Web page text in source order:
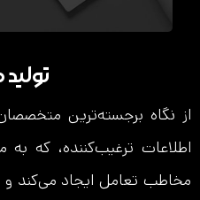
از نگاه برجسته‌ترین
اطلاعات ترغیب‌کننده، که
مخاطب تعامل ایجاد می‌کند